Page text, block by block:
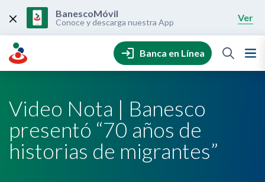
content
BanescoMóvil
Conoce y descarga nuestra App Ver
Banca en Línea
Video Nota | Banesco
presentó “70 años de
historias de migrantes”